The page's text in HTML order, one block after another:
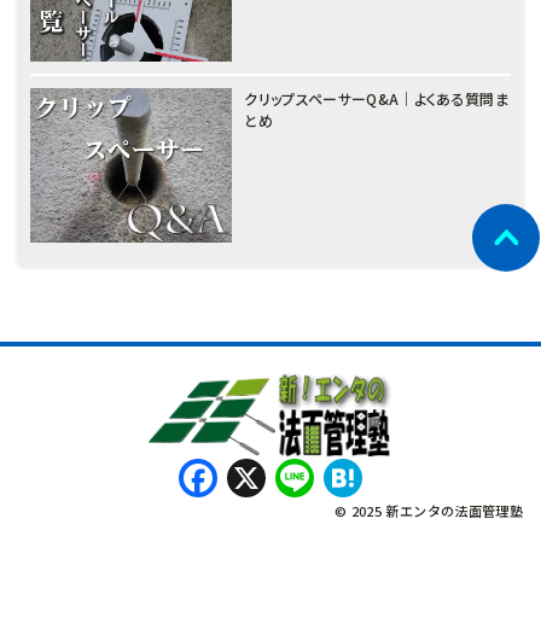
クリップスペーサーQ&A｜よくある質問ま
とめ
Facebook
X Line
© 2025 新エンタの法面管理塾